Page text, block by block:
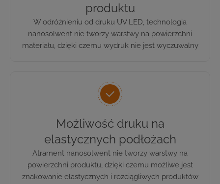
produktu
W odróżnieniu od druku UV LED, technologia
nanosolwent nie tworzy warstwy na powierzchni
materiału, dzięki czemu wydruk nie jest wyczuwalny
Możliwość druku na
elastycznych podłożach
Atrament nanosolwent nie tworzy warstwy na
powierzchni produktu, dzięki czemu możliwe jest
znakowanie elastycznych i rozciągliwych produktów